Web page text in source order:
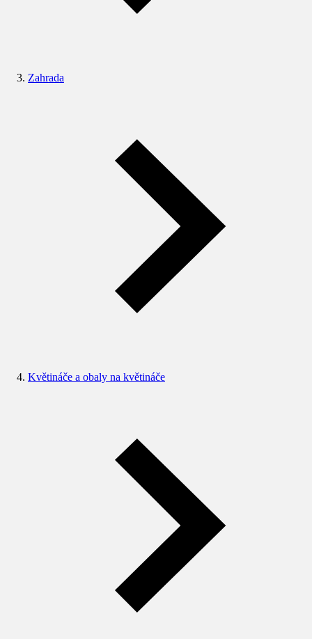
Zahrada
Květináče a obaly na květináče